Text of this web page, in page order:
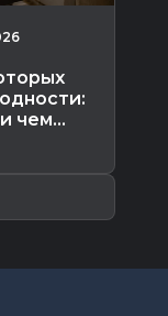
чем...